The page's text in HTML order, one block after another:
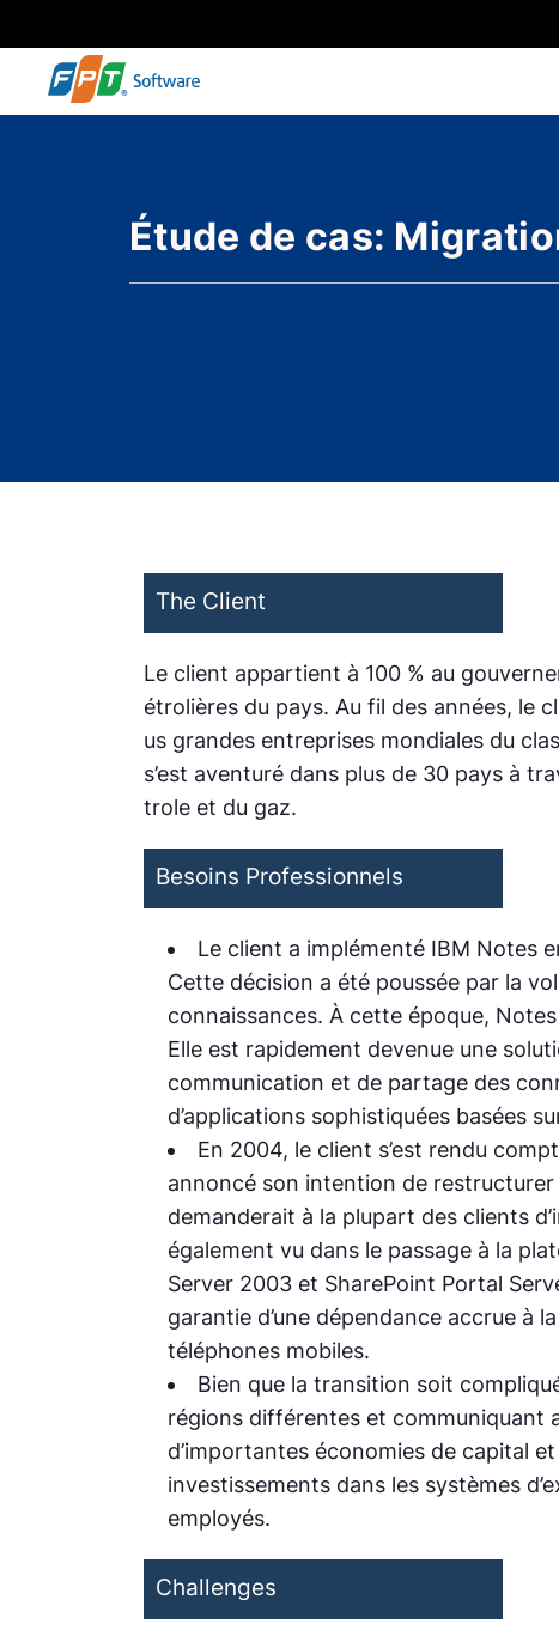
Étude de cas:
The Client
Le client appartient à 100 % au
étrolières du pays. Au fil des années, le
us grandes entreprises mondiales du
s’est aventuré dans plus de 30 pays à
trole et du gaz.
Besoins Professionnels
Le client a implémenté IBM Notes
Cette décision a été poussée par la
connaissances. À cette époque,
Elle est rapidement devenue une
communication et de partage des
d’applications sophistiquées basées
En 2004, le client s’est rendu
annoncé son intention de
demanderait à la plupart des clients
également vu dans le passage à la
Server 2003 et SharePoint Portal
garantie d’une dépendance accrue à
téléphones mobiles.
Bien que la transition soit
régions différentes et communiquant
d’importantes économies de capital
investissements dans les systèmes
employés.
Challenges